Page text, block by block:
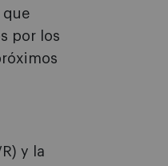
que
por los
y la